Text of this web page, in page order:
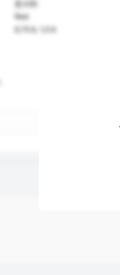
意大利
Red
0,75 lt, 1,5 lt